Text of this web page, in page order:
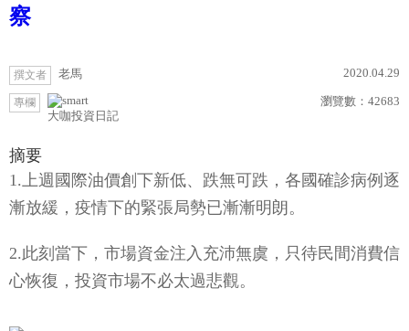
察
撰文者 老馬 2020.04.29
專欄
大咖投資日記
瀏覽數： 42683
摘要
1.上週國際油價創下新低、跌無可跌，各國確診病例逐
漸放緩，疫情下的緊張局勢已漸漸明朗。
2.此刻當下，市場資金注入充沛無虞，只待民間消費信
心恢復，投資市場不必太過悲觀。